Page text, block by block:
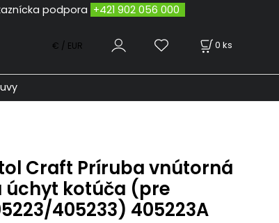
+421 902 056 000
0 ks
€ / EUR
Craft Príruba vnútorná
úchyt kotúča (pre
405233) 405223A